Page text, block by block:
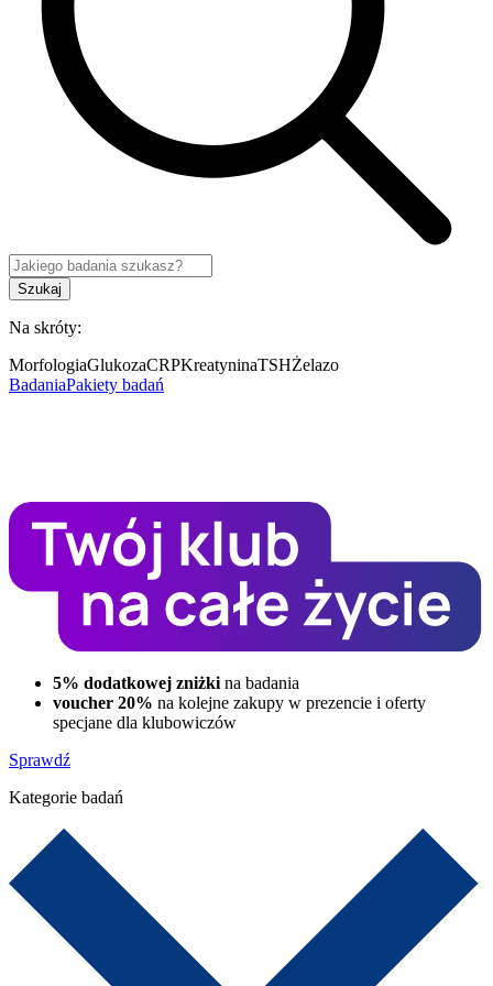
Szukaj
Na skróty:
MorfologiaGlukozaCRPKreatyninaTSHŻelazo
BadaniaPakiety badań
5% dodatkowej zniżki na badania
voucher 20% na kolejne zakupy w prezencie i oferty
specjane dla klubowiczów
Sprawdź
Kategorie badań